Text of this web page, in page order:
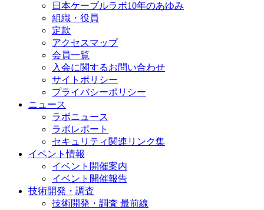
日本ケーブルラボ10年のあゆみ
組織・役員
定款
アクセスマップ
会員一覧
入会に関するお問い合わせ
サイトポリシー
プライバシーポリシー
ニュース
ラボニュース
ラボレポート
セキュリティ関連リンク集
イベント情報
イベント開催案内
イベント開催報告
技術開発・調査
技術開発・調査 最前線